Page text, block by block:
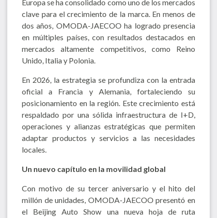
Europa se ha consolidado como uno de los mercados
clave para el crecimiento de la marca. En menos de
dos años, OMODA-JAECOO ha logrado presencia
en múltiples países, con resultados destacados en
mercados altamente competitivos, como Reino
Unido, Italia y Polonia.
En 2026, la estrategia se profundiza con la entrada
oficial a Francia y Alemania, fortaleciendo su
posicionamiento en la región. Este crecimiento está
respaldado por una sólida infraestructura de I+D,
operaciones y alianzas estratégicas que permiten
adaptar productos y servicios a las necesidades
locales.
Un nuevo capítulo en la movilidad global
Con motivo de su tercer aniversario y el hito del
millón de unidades, OMODA-JAECOO presentó en
el Beijing Auto Show una nueva hoja de ruta